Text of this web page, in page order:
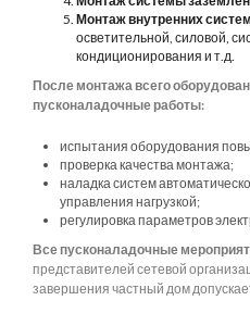
Монтаж внутренних
осветительной, силовой,
кондиционирования и т.д.
После монтажа всего
пусконаладочные работы:
испытания оборудования
проверка качества монтажа;
наладка систем
управления нагрузкой;
регулировка параметров
Все пусконаладочные
представителей сетевой
завершения частный дом